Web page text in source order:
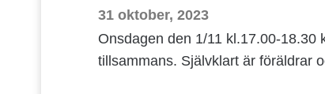
31 oktober, 2023
Onsdagen den 1/11 kl.17.00-18.30
tillsammans. Självklart är föräldrar